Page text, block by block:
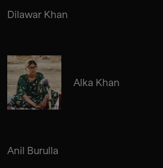
Dilawar Khan
Alka Khan
Anil Burulla